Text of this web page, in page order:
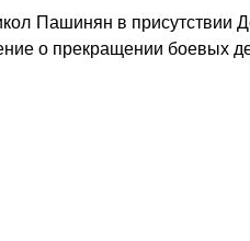
Пашинян в присутствии
о прекращении боевых